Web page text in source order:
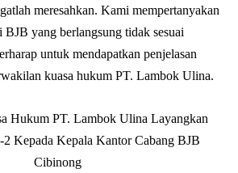
meresahkan. Kami mempertanyakan
BJB yang berlangsung tidak sesuai
untuk mendapatkan penjelasan
kuasa hukum PT. Lambok Ulina.